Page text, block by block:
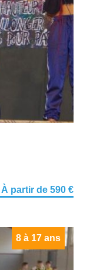
À partir de 590 €
8 à 17 ans